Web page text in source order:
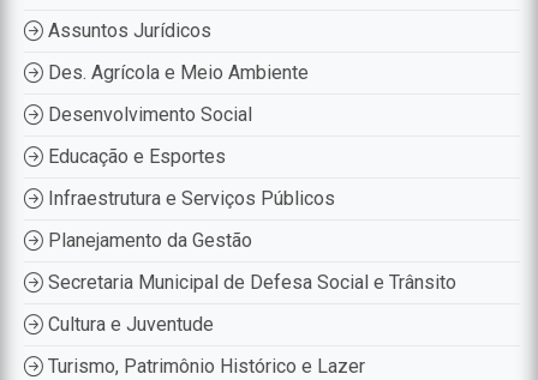
Assuntos Jurídicos
Des. Agrícola e Meio Ambiente
Desenvolvimento Social
Educação e Esportes
Infraestrutura e Serviços Públicos
Planejamento da Gestão
Secretaria Municipal de Defesa Social e Trânsito
Cultura e Juventude
Turismo, Patrimônio Histórico e Lazer